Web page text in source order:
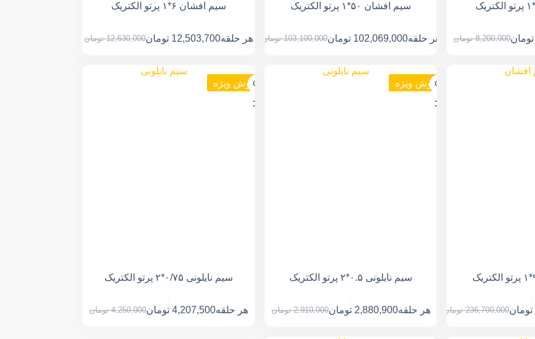
8,200,000 تومان تومان
سیم افشان ۵۰*۱ پرتو الکتریک
هر حلقه 103,100,000 تومان 102,069,000 تومان
سیم افشان ۶*۱ پرتو الکتریک
هر حلقه 12,630,000 تومان 12,503,700 تومان
236,700,000 تومان تومان
فروش ویژه
سیم نایلونی ۰.۵*۲ پرتو الکتریک
هر حلقه 2,910,000 تومان 2,880,900 تومان
فروش ویژه
سیم نایلونی ۰/۷۵*۲ پرتو الکتریک
هر حلقه 4,250,000 تومان 4,207,500 تومان